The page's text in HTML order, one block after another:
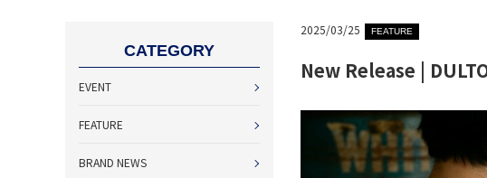
CATEGORY
EVENT
FEATURE
BRAND NEWS
2025/03/25 FEATURE
New Release |